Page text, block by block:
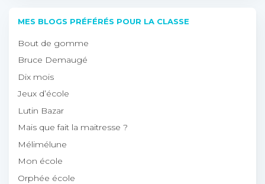
MES BLOGS PRÉFÉRÉS POUR LA CLASSE
Bout de gomme
Bruce Demaugé
Dix mois
Jeux d’école
Lutin Bazar
Mais que fait la maitresse ?
Mélimélune
Mon école
Orphée école